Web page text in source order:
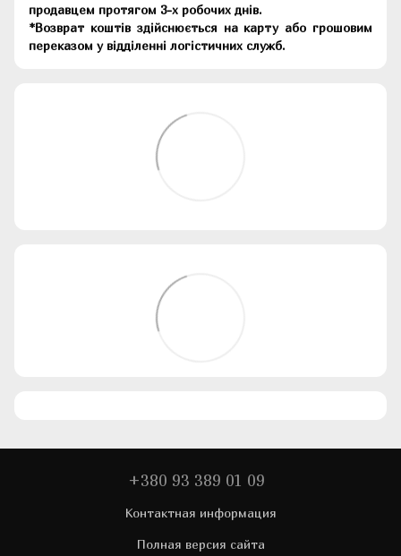
продавцем протягом 3-х робочих днів.
*Возврат коштів здійснюється на карту або грошовим
переказом у відділенні логістичних служб.
+380 93 389 01 09
Контактная информация
Полная версия сайта